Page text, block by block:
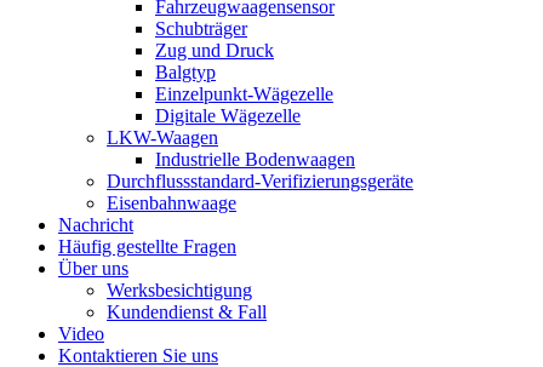
Fahrzeugwaagensensor
Schubträger
Zug und Druck
Balgtyp
Einzelpunkt-Wägezelle
Digitale Wägezelle
LKW-Waagen
Industrielle Bodenwaagen
Durchflussstandard-Verifizierungsgeräte
Eisenbahnwaage
Nachricht
Häufig gestellte Fragen
Über uns
Werksbesichtigung
Kundendienst & Fall
Video
Kontaktieren Sie uns